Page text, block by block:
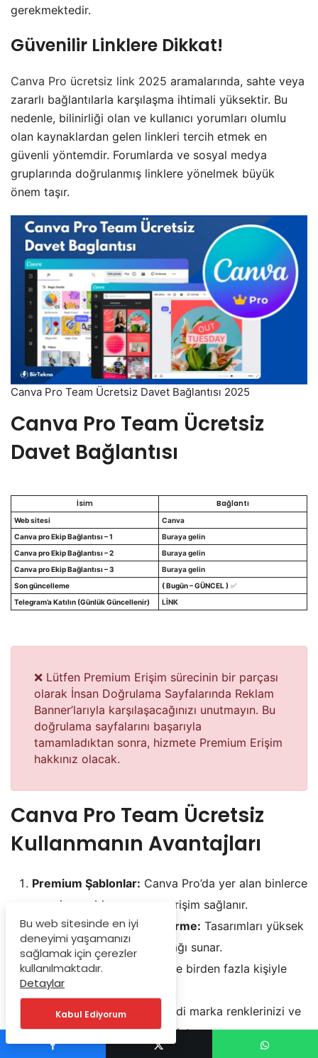
gerekmektedir.
Güvenilir Linklere Dikkat!
Canva Pro ücretsiz link 2025 aramalarında, sahte veya
zararlı bağlantılarla karşılaşma ihtimali yüksektir. Bu
nedenle, bilinirliği olan ve kullanıcı yorumları olumlu
olan kaynaklardan gelen linkleri tercih etmek en
güvenli yöntemdir. Forumlarda ve sosyal medya
gruplarında doğrulanmış linklere yönelmek büyük
önem taşır.
Canva Pro Team Ücretsiz Davet Bağlantısı 2025
Canva Pro Team Ücretsiz
Davet Bağlantısı
İsim Bağlantı
Web sitesi
Canva
Canva pro Ekip Bağlantısı – 1
Buraya gelin
Canva pro Ekip Bağlantısı – 2
Buraya gelin
Canva pro Ekip Bağlantısı – 3
Buraya gelin
Son güncelleme
( Bugün – GÜNCEL ) ✅
Telegram’a Katılın (Günlük Güncellenir)
LİNK
❌ Lütfen Premium Erişim sürecinin bir parçası
olarak İnsan Doğrulama Sayfalarında Reklam
Banner’larıyla karşılaşacağınızı unutmayın. Bu
doğrulama sayfalarını başarıyla
tamamladıktan sonra, hizmete Premium Erişim
hakkınız olacak.
Canva Pro Team Ücretsiz
Kullanmanın Avantajları
Premium Şablonlar: Canva Pro’da yer alan binlerce
premium şablona sınırsız erişim sağlanır.
Yüksek Çözünürlükte İndirme: Tasarımları yüksek
çözünürlükte indirme olanağı sunar.
Takım İşbirliği:
Aynı projede birden fazla kişiyle
işbirliği yapabilme imkânı.
Marka Kiti Oluşturma:
Kendi marka renklerinizi ve
logolarınızı kaydederek hızlı tasarım yapma
olanağı.
Bu web sitesinde en iyi
deneyimi yaşamanızı
sağlamak için çerezler
kullanılmaktadır.
Detaylar
Kabul Ediyorum